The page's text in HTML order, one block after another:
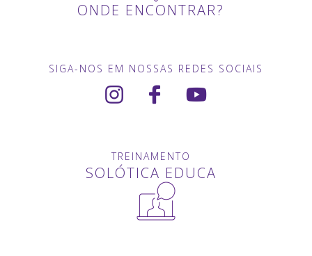
ONDE ENCONTRAR?
SIGA-NOS EM NOSSAS REDES SOCIAIS
TREINAMENTO
SOLÓTICA EDUCA